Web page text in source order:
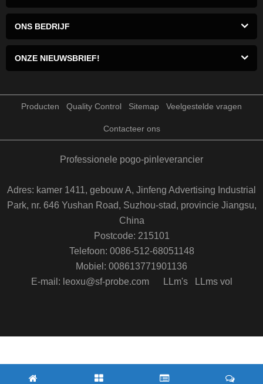
ONS BEDRIJF
ONZE NIEUWSBRIEF!
Producten Quality Control Sitemap Veelgestelde vragen
Contacteer ons
Professionele pogo-pinleverancier
Adres: kamer 1411, gebouw A, Jinfeng Advertising Industrial
Park, nr. 646 Yushan Road, Suzhou-stad, provincie Jiangsu,
China
Postcode: 215101
Telefoon: 0086-512-68051148
Mobiel: 008613771901136
E-mail: leoxu@sf-probe.com
LLm's LLms vol